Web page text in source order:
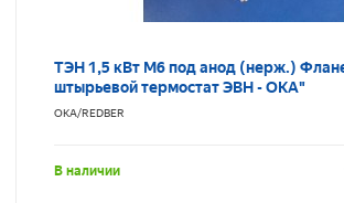
ТЭН 1,5 кВт M6 под анод (нерж.)
штырьевой термостат ЭВН - ОКА"
ОКА/REDBER
В наличии